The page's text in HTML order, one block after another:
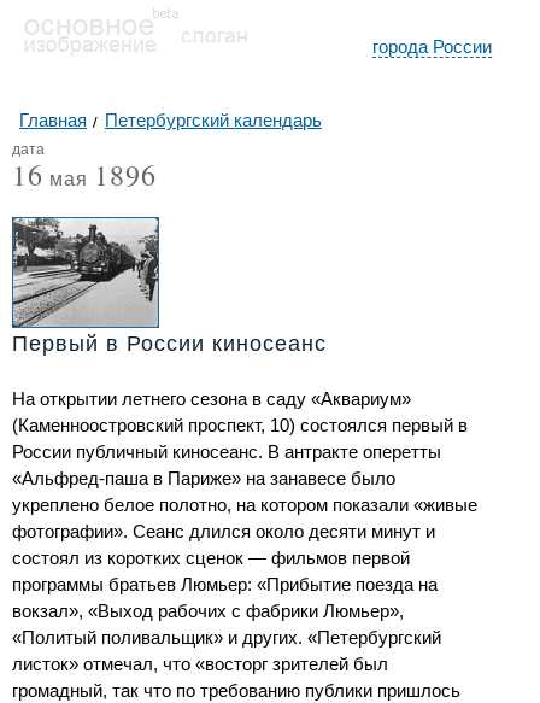
города России
Главная Петербургский календарь
дата
16 мая 1896
Первый в России киносеанс
На открытии летнего сезона в саду «Аквариум»
(Каменноостровский проспект, 10) состоялся первый в
России публичный киносеанс. В антракте оперетты
«Альфред-паша в Париже» на занавесе было
укреплено белое полотно, на котором показали «живые
фотографии». Сеанс длился около десяти минут и
состоял из коротких сценок — фильмов первой
программы братьев Люмьер: «Прибытие поезда на
вокзал», «Выход рабочих с фабрики Люмьер»,
«Политый поливальщик» и других. «Петербургский
листок» отмечал, что «восторг зрителей был
громадный, так что по требованию публики пришлось